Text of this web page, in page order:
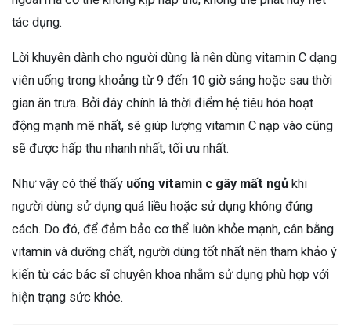
tác dụng.
Lời khuyên dành cho người dùng là nên dùng vitamin C dạng
viên uống trong khoảng từ 9 đến 10 giờ sáng hoặc sau thời
gian ăn trưa. Bởi đây chính là thời điểm hệ tiêu hóa hoạt
động mạnh mẽ nhất, sẽ giúp lượng vitamin C nạp vào cũng
sẽ được hấp thu nhanh nhất, tối ưu nhất.
Như vậy có thể thấy uống vitamin c gây mất ngủ khi
người dùng sử dụng quá liều hoặc sử dụng không đúng
cách. Do đó, để đảm bảo cơ thể luôn khỏe mạnh, cân bằng
vitamin và dưỡng chất, người dùng tốt nhất nên tham khảo ý
kiến từ các bác sĩ chuyên khoa nhằm sử dụng phù hợp với
hiện trạng sức khỏe.